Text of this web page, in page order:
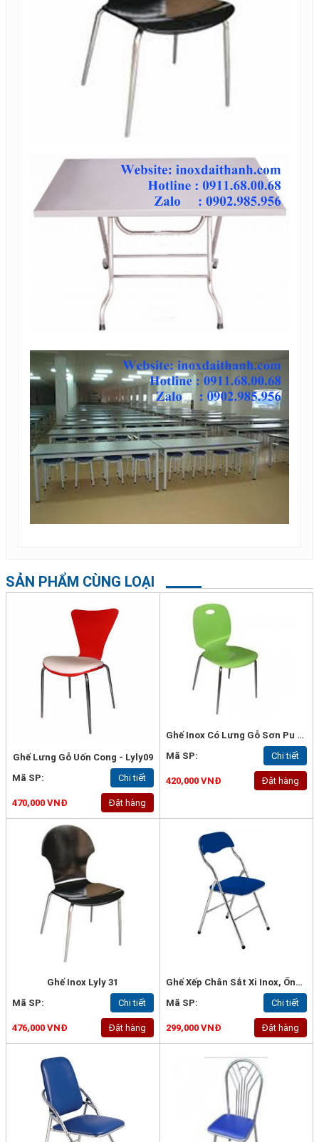
SẢN PHẨM CÙNG LOẠI
Ghế Lưng Gỗ Uốn Cong - Lyly09
Mã SP:
Chi tiết
470,000 VNĐ Đặt hàng
Ghế Inox Có Lưng Gỗ Sơn Pu - Lyly30
Mã SP:
Chi tiết
420,000 VNĐ Đặt hàng
Ghế Inox Lyly 31
Mã SP:
Chi tiết
476,000 VNĐ Đặt hàng
Ghế Xếp Chân Sắt Xi Inox, Ống Phi 22*1mm -G42c
Mã SP:
Chi tiết
299,000 VNĐ Đặt hàng